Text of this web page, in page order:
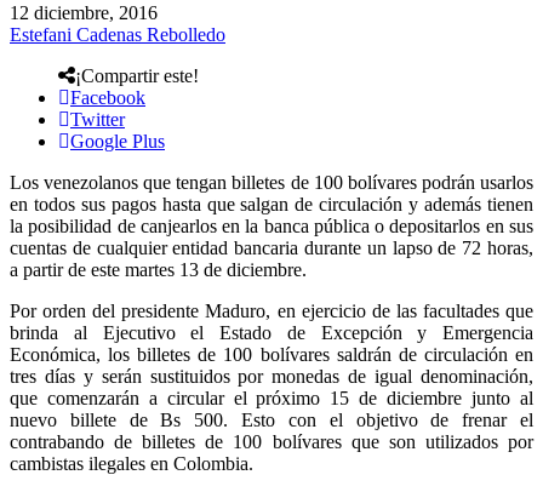
12 diciembre, 2016
Estefani Cadenas Rebolledo
¡Compartir este!
Facebook
Twitter
Google Plus
Los venezolanos que tengan billetes de 100 bolívares podrán usarlos
en todos sus pagos hasta que salgan de circulación y además tienen
la posibilidad de canjearlos en la banca pública o depositarlos en sus
cuentas de cualquier entidad bancaria durante un lapso de 72 horas,
a partir de este martes 13 de diciembre.
Por orden del presidente Maduro, en ejercicio de las facultades que
brinda al Ejecutivo el Estado de Excepción y Emergencia
Económica, los billetes de 100 bolívares saldrán de circulación en
tres días y serán sustituidos por monedas de igual denominación,
que comenzarán a circular el próximo 15 de diciembre junto al
nuevo billete de Bs 500. Esto con el objetivo de frenar el
contrabando de billetes de 100 bolívares que son utilizados por
cambistas ilegales en Colombia.